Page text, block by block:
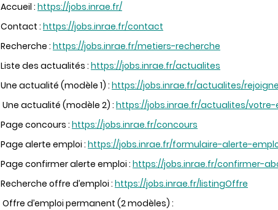
Accueil : https://jobs.inrae.fr/
Contact : https://jobs.inrae.fr/contact
Recherche : https://jobs.inrae.fr/metiers-recherche
Liste des actualités : https://jobs.inrae.fr/actualites
Une actualité (modèle 1) : https://jobs.inrae.fr/actualites/
Une actualité (modèle 2) : https://jobs.inrae.fr/actualites/votre-
Page concours : https://jobs.inrae.fr/concours
Page alerte emploi : https://jobs.inrae.fr/formulaire-alerte-
Page confirmer alerte emploi : https://jobs.inrae.fr/confirmer-
Recherche offre d’emploi : https://jobs.inrae.fr/listingOffre
Offre d’emploi permanent (2 modèles) :